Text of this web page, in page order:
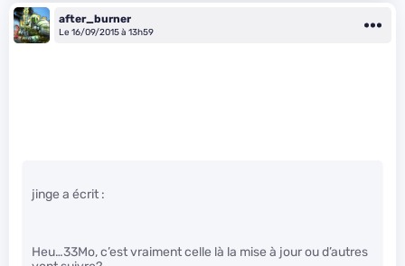
after_burner
Le 16/09/2015 à 13h59
jinge a écrit :
Heu…33Mo, c’est vraiment celle là la mise à jour ou d’autres